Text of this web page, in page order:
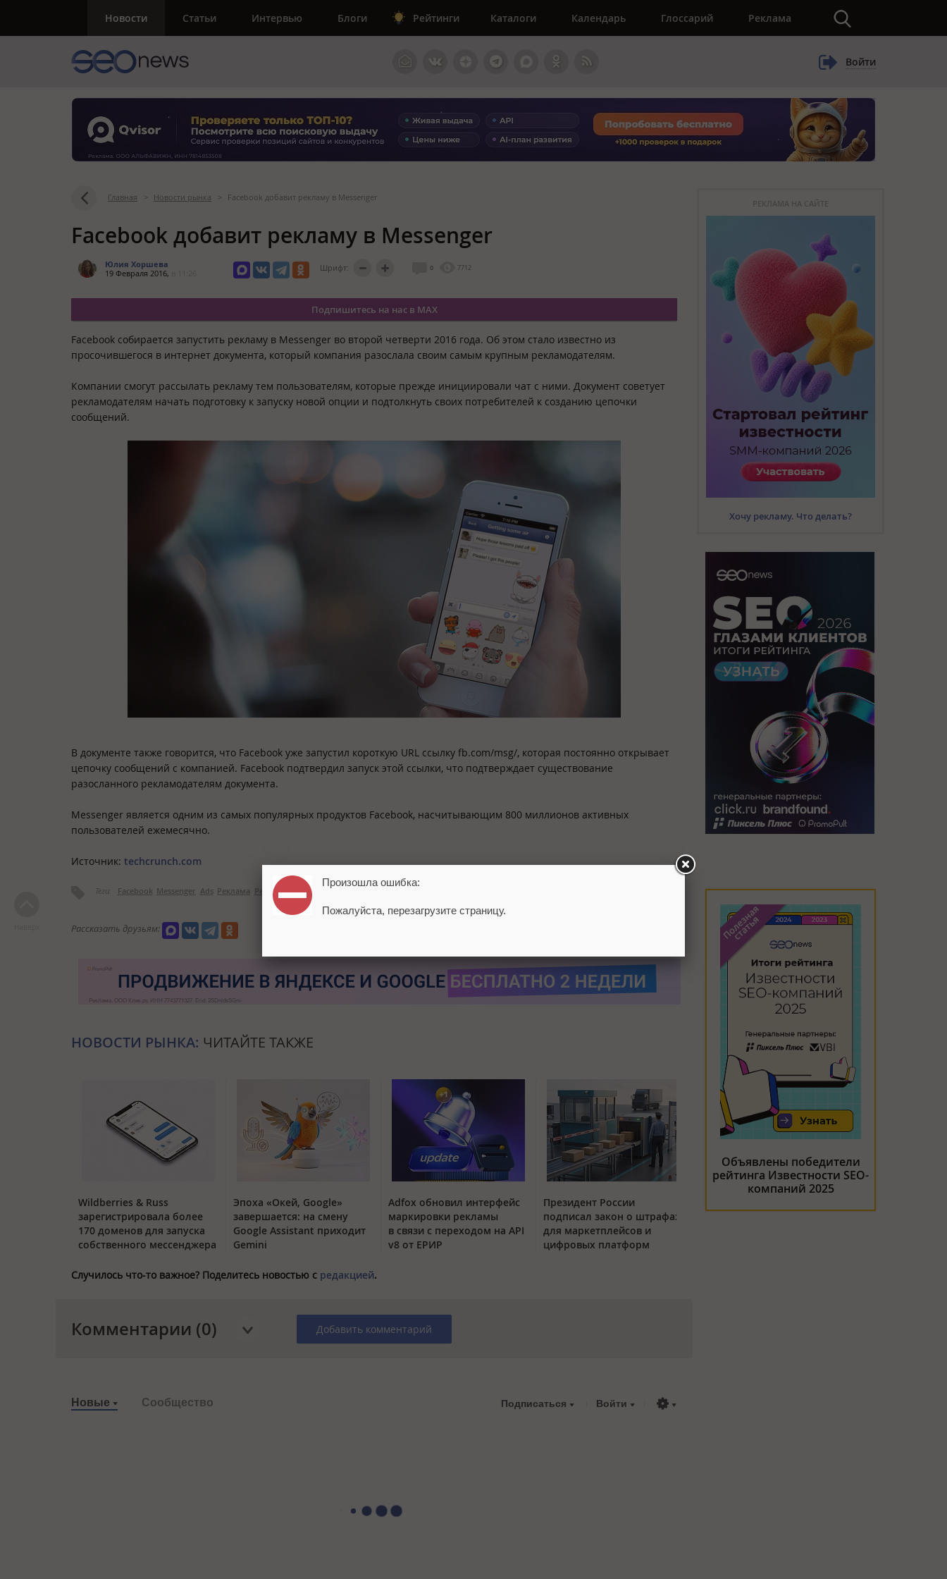
Новости Статьи Интервью Блоги Рейтинги Каталоги Календарь Глоссарий Реклама
Войти
Главная > Новости рынка > Facebook добавит рекламу в Messenger
Facebook добавит рекламу в Messenger
Юлия Хоршева
19 Февраля 2016,
Шрифт: 0 7712
Подпишитесь на нас в MAX
Facebook собирается запустить рекламу в Messenger во второй четверти 2016 года. Об этом стало известно из
просочившегося в интернет документа, который компания разослала своим самым крупным рекламодателям.
Компании смогут рассылать рекламу тем пользователям, которые прежде инициировали чат с ними. Документ советует
рекламодателям начать подготовку к запуску новой опции и подтолкнуть своих потребителей к созданию цепочки
сообщений.
В документе также говорится, что Facebook уже запустил короткую URL ссылку fb.com/msg/, которая постоянно открывает
цепочку сообщений с компанией. Facebook подтвердил запуск этой ссылки, что подтверждает существование
разосланного рекламодателям документа.
Messenger является одним из самых популярных продуктов Facebook, насчитывающим 800 миллионов активных
пользователей ежемесячно.
Источник: techcrunch.com
Теги: Facebook Messenger Ads Реклама Рекламодателям
Рассказать друзьям:
НОВОСТИ РЫНКА: ЧИТАЙТЕ ТАКЖЕ
Wildberries & Russ
зарегистрировала более
170 доменов для запуска
собственного мессенджера
Эпоха «Окей, Google»
завершается: на смену
Google Assistant приходит
Gemini
Adfox обновил интерфейс
маркировки рекламы
в связи с переходом на API
v8 от ЕРИР
Президент России
подписал закон о штрафах
для маркетплейсов и
цифровых платформ
Случилось что-то важное? Поделитесь новостью с редакцией.
Комментарии (0) Добавить комментарий
Новые Сообщество Подписаться Войти
РЕКЛАМА НА САЙТЕ
Хочу рекламу. Что делать?
Объявлены победители
рейтинга Известности SEO-
компаний 2025
Произошла ошибка:
Пожалуйста, перезагрузите страницу.